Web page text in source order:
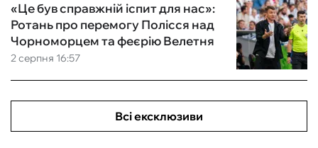
2 серпня 16:57
«Це був справжній іспит для нас»:
Ротань про перемогу Полісся над
Чорноморцем та феєрію Велетня
Всі ексклюзиви